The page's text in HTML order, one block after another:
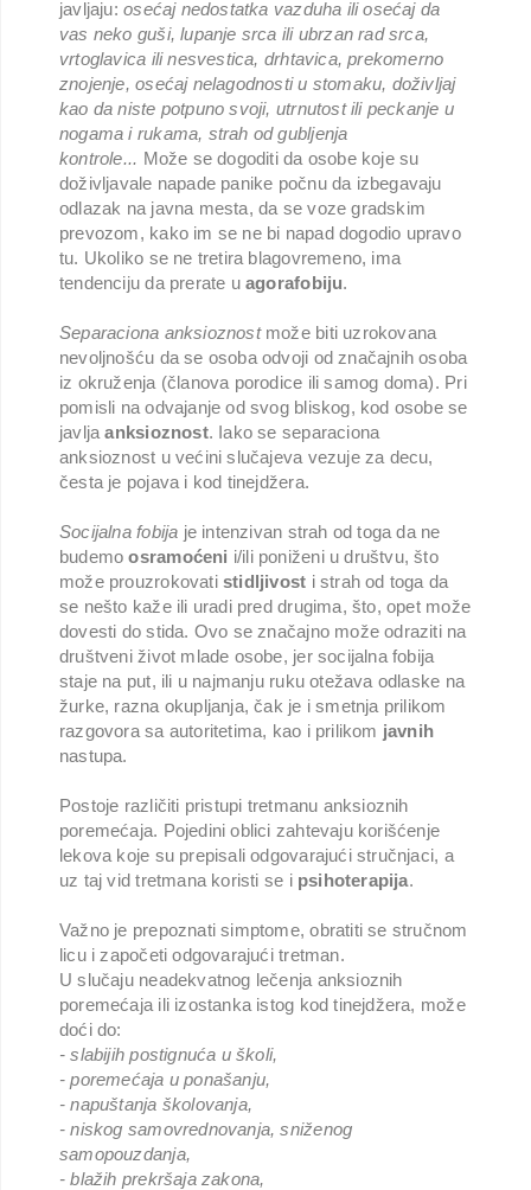
javljaju:osećaj nedostatka vazduha ili osećaj da
vas neko guši, lupanje srca ili ubrzan rad srca,
vrtoglavica ili nesvestica, drhtavica, prekomerno
znojenje, osećaj nelagodnosti u stomaku, doživljaj
kao da niste potpuno svoji, utrnutost ili peckanje u
nogama i rukama, strah od gubljenja
kontrole... Može se dogoditi da osobe koje su
doživljavale napade panike počnu da izbegavaju
odlazak na javna mesta, da se voze gradskim
prevozom, kako im se ne bi napad dogodio upravo
tu. Ukoliko se ne tretira blagovremeno, ima
tendenciju da prerate uagorafobiju.
Separaciona anksioznostmože biti uzrokovana
nevoljnošću da se osoba odvoji od značajnih osoba
iz okruženja (članova porodice ili samog doma). Pri
pomisli na odvajanje od svog bliskog, kod osobe se
javljaanksioznost. Iako se separaciona
anksioznost u većini slučajeva vezuje za decu,
česta je pojava i kod tinejdžera.
Socijalna fobija je intenzivan strah od toga da ne
budemoosramoćeni i/ili poniženi u društvu, što
može prouzrokovati stidljivost i strah od toga da
se nešto kaže ili uradi pred drugima, što, opet može
dovesti do stida. Ovo se značajno može odraziti na
društveni život mlade osobe, jer socijalna fobija
staje na put, ili u najmanju ruku otežava odlaske na
žurke, razna okupljanja, čak je i smetnja prilikom
razgovora sa autoritetima, kao i prilikom javnih
nastupa.
Postoje različiti pristupi tretmanu anksioznih
poremećaja. Pojedini oblici zahtevaju korišćenje
lekova koje su prepisali odgovarajući stručnjaci, a
uz taj vid tretmana koristi se i psihoterapija.
Važno je prepoznati simptome, obratiti se stručnom
licu i započeti odgovarajući tretman.
U slučaju neadekvatnog lečenja anksioznih
poremećaja ili izostanka istog kod tinejdžera, može
doći do:
- slabijih postignuća u školi,
- poremećaja u ponašanju,
- napuštanja školovanja,
- niskog samovrednovanja, sniženog
samopouzdanja,
- blažih prekršaja zakona,